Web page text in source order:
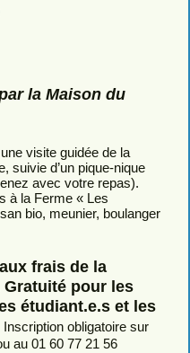
la Maison du
visite guidée de la
suivie d’un pique-nique
avec votre repas).
à la Ferme « Les
bio, meunier, boulanger
frais de la
Gratuité pour les
étudiant.e.s et les
Inscription obligatoire sur
au 01 60 77 21 56